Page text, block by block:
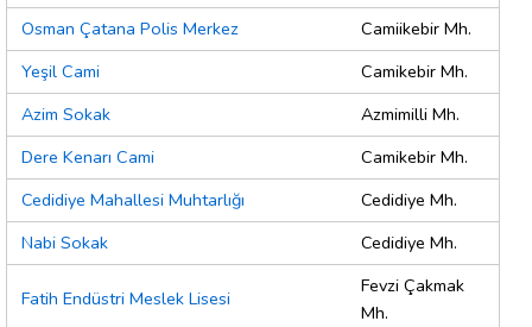
Osman Çatana Polis Merkez
Camiikebir Mh.
Yeşil Cami
Camikebir Mh.
Azim Sokak
Azmimilli Mh.
Dere Kenarı Cami
Camikebir Mh.
Cedidiye Mahallesi Muhtarlığı
Cedidiye Mh.
Nabi Sokak
Cedidiye Mh.
Fatih Endüstri Meslek Lisesi
Fevzi Çakmak
Mh.